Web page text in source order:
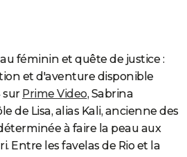
féminin et quête de justice :
et d'aventure disponible
sur Prime Video, Sabrina
de Lisa, alias Kali, ancienne des
à faire la peau aux
Entre les favelas de Rio et la